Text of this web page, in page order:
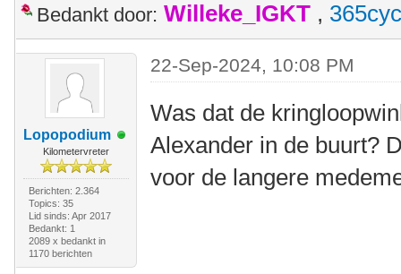
Bedankt door: Willeke_IGKT ,
Lopopodium
Kilometervreter
Berichten: 2.364
Topics: 35
Lid sinds: Apr 2017
Bedankt: 1
2089 x bedankt in
1170 berichten
22-Sep-2024, 10:08 PM
Was dat de
Alexander in de buurt?
voor de langere